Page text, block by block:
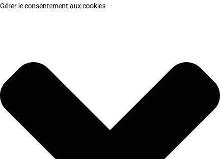
Gérer le consentement aux cookies